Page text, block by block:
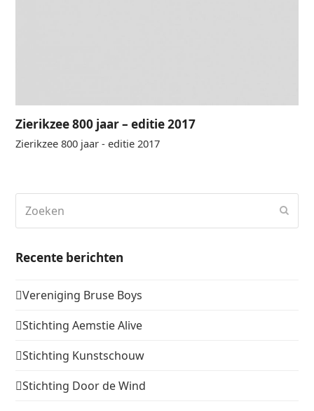
Zierikzee 800 jaar – editie 2017
Zierikzee 800 jaar - editie 2017
Recente berichten
Vereniging Bruse Boys
Stichting Aemstie Alive
Stichting Kunstschouw
Stichting Door de Wind